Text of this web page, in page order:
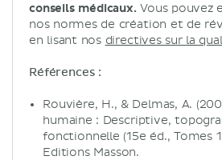
conseils médicaux. Vous pouvez
nos normes de création et de
en lisant nos directives sur la
Références :
Rouvière, H., & Delmas, A.
humaine : Descriptive,
fonctionnelle (15e éd., Tomes
Editions Masson.